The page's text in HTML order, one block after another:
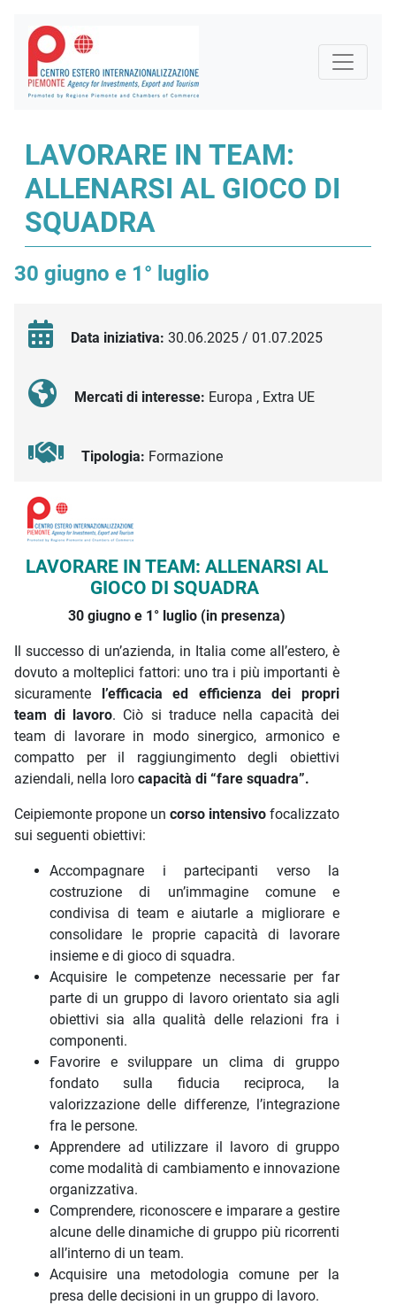
LAVORARE IN TEAM:
ALLENARSI AL GIOCO DI
SQUADRA
30 giugno e 1° luglio
Data iniziativa: 30.06.2025 / 01.07.2025
Mercati di interesse: Europa , Extra UE
Tipologia: Formazione
Descrizione iniziativa
LAVORARE IN TEAM: ALLENARSI AL
GIOCO DI SQUADRA
30 giugno e 1° luglio (in presenza)
Il successo di un’azienda, in Italia come all’estero, è
dovuto a molteplici fattori: uno tra i più importanti è
sicuramente l’efficacia ed efficienza dei propri
team di lavoro. Ciò si traduce nella capacità dei
team di lavorare in modo sinergico, armonico e
compatto per il raggiungimento degli obiettivi
aziendali, nella loro capacità di “fare squadra”.
Ceipiemonte propone un corso intensivo focalizzato
sui seguenti obiettivi:
Accompagnare i partecipanti verso la
costruzione di un’immagine comune e
condivisa di team e aiutarle a migliorare e
consolidare le proprie capacità di lavorare
insieme e di gioco di squadra.
Acquisire le competenze necessarie per far
parte di un gruppo di lavoro orientato sia agli
obiettivi sia alla qualità delle relazioni fra i
componenti.
Favorire e sviluppare un clima di gruppo
fondato sulla fiducia reciproca, la
valorizzazione delle differenze, l’integrazione
fra le persone.
Apprendere ad utilizzare il lavoro di gruppo
come modalità di cambiamento e innovazione
organizzativa.
Comprendere, riconoscere e imparare a gestire
alcune delle dinamiche di gruppo più ricorrenti
all’interno di un team.
Acquisire una metodologia comune per la
presa delle decisioni in un gruppo di lavoro.